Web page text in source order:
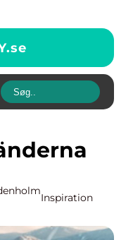
se
Inspiration